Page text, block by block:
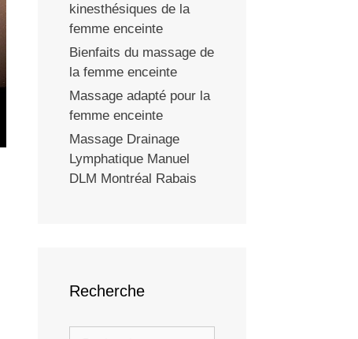
kinesthésiques de la
femme enceinte
Bienfaits du massage de
la femme enceinte
Massage adapté pour la
femme enceinte
Massage Drainage
Lymphatique Manuel
DLM Montréal Rabais
Recherche